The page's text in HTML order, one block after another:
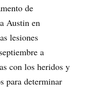
de
Austin en
lesiones
a
con los heridos y
para determinar